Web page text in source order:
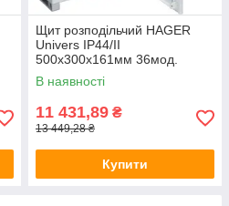
Щит розподільчий HAGER
Univers IP44/ІІ
500x300x161мм 36мод.
(1x36)
В наявності
11 431,89 ₴
13 449,28 ₴
Купити